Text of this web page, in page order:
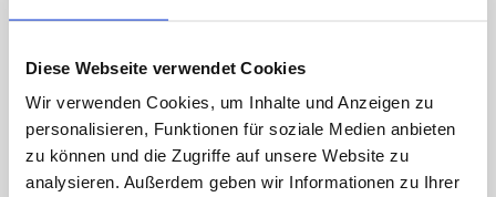
Diese Webseite verwendet Cookies
Wir verwenden Cookies, um Inhalte und Anzeigen zu
personalisieren, Funktionen für soziale Medien anbieten
zu können und die Zugriffe auf unsere Website zu
analysieren. Außerdem geben wir Informationen zu Ihrer
07/2026
Abnehmen ohne Bewegung? Darauf
solltest du nicht setzen